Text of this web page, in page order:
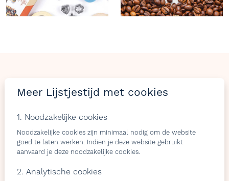
LIJSTJES TIJD
verlanglijstjes te maken met producten van gelijk welke
webshop.
Bezoekers
Meer Lijstjestijd met cookies
1. Noodzakelijke cookies
Noodzakelijke cookies zijn minimaal nodig om de website
goed te laten werken. Indien je deze website gebruikt
aanvaard je deze noodzakelijke cookies.
2. Analytische cookies